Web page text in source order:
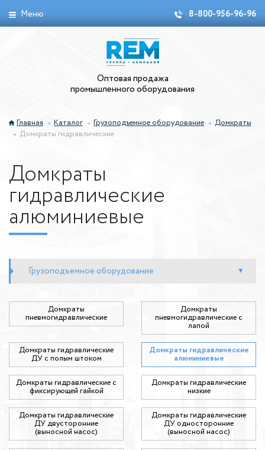
Меню 8-800-956-96-96
Оптовая продажа
промышленного оборудования
Главная Каталог Грузоподъемное оборудование
Домкраты
Домкраты гидравлические
Домкраты
гидравлические
алюминиевые
Грузоподъемное оборудование
Домкраты
пневмогидравлические
Домкраты
пневмогидравлические с
лапой
Домкраты гидравлические
ДУ c полым штоком
Домкраты гидравлические
алюминиевые
Домкраты гидравлические с
фиксирующей гайкой
Домкраты гидравлические
низкие
Домкраты гидравлические
ДУ двусторонние
(выносной насос)
Домкраты гидравлические
ДУ односторонние
(выносной насос)